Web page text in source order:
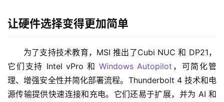
让硬件选择变得更加简单
为了支持技术教育，MSI 推出了Cubi NUC 和 DP21，
它们支持 Intel vPro 和 Windows Autopilot ，可简化管
理、增强安全性并简化部署流程。Thunderbolt 4 技术和电
源传输提供快速连接和充电。它们还易于扩展，并为 AI 和